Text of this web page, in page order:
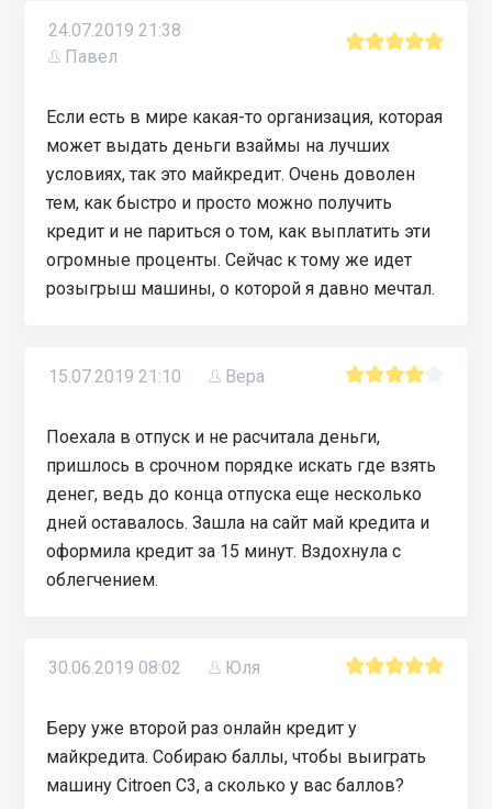
24.07.2019 21:38
Павел
Если есть в мире какая-то организация, которая
может выдать деньги взаймы на лучших
условиях, так это майкредит. Очень доволен
тем, как быстро и просто можно получить
кредит и не париться о том, как выплатить эти
огромные проценты. Сейчас к тому же идет
розыгрыш машины, о которой я давно мечтал.
15.07.2019 21:10 Вера
Поехала в отпуск и не расчитала деньги,
пришлось в срочном порядке искать где взять
денег, ведь до конца отпуска еще несколько
дней оставалось. Зашла на сайт май кредита и
оформила кредит за 15 минут. Вздохнула с
облегчением.
30.06.2019 08:02 Юля
Беру уже второй раз онлайн кредит у
майкредита. Собираю баллы, чтобы выиграть
машину Сitroen C3, а сколько у вас баллов?